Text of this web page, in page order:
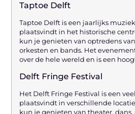
Taptoe Delft
Taptoe Delft is een jaarlijks
plaatsvindt in het historische
kun je genieten van optredens
orkesten en bands. Het
over de hele wereld en is een
Delft Fringe Festival
Het Delft Fringe Festival is een
plaatsvindt in verschillende
kun je genieten van theater,